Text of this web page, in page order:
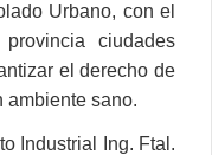
Urbano, con el
ciudades
el derecho de
ambiente sano.
Industrial Ing. Ftal.